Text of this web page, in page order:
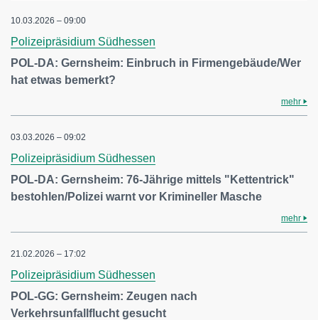
10.03.2026 – 09:00
Polizeipräsidium Südhessen
POL-DA: Gernsheim: Einbruch in Firmengebäude/Wer
hat etwas bemerkt?
mehr
03.03.2026 – 09:02
Polizeipräsidium Südhessen
POL-DA: Gernsheim: 76-Jährige mittels "Kettentrick"
bestohlen/Polizei warnt vor Krimineller Masche
mehr
21.02.2026 – 17:02
Polizeipräsidium Südhessen
POL-GG: Gernsheim: Zeugen nach
Verkehrsunfallflucht gesucht